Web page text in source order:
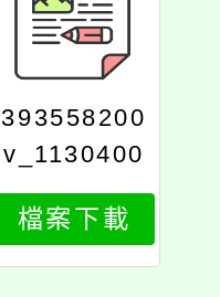
393558200
v_1130400
008_583_p
rint
檔案下載